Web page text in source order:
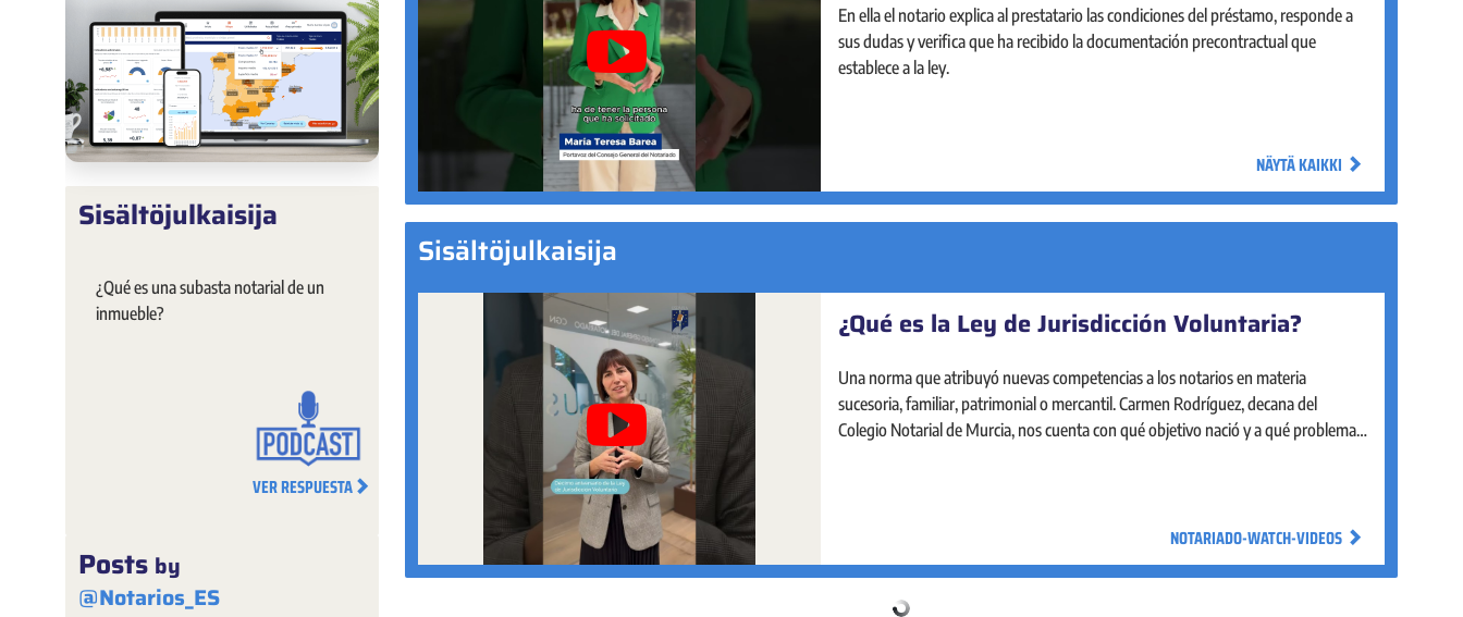
Sisältöjulkaisija
¿Qué es una subasta notarial de un
inmueble?
VER RESPUESTA
Posts by
@Notarios_ES
En ella el notario explica al prestatario las condiciones del préstamo, responde a
sus dudas y verifica que ha recibido la documentación precontractual que
establece a la ley.
NÄYTÄ KAIKKI
Sisältöjulkaisija
¿Qué es la Ley de Jurisdicción Voluntaria?
Una norma que atribuyó nuevas competencias a los notarios en materia
sucesoria, familiar, patrimonial o mercantil. Carmen Rodríguez, decana del
Colegio Notarial de Murcia, nos cuenta con qué objetivo nació y a qué problemas
NOTARIADO-WATCH-VIDEOS